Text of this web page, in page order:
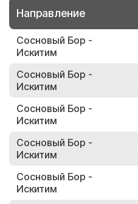
Направление
Сосновый Бор -
Искитим
Сосновый Бор -
Искитим
Сосновый Бор -
Искитим
Сосновый Бор -
Искитим
Сосновый Бор -
Искитим